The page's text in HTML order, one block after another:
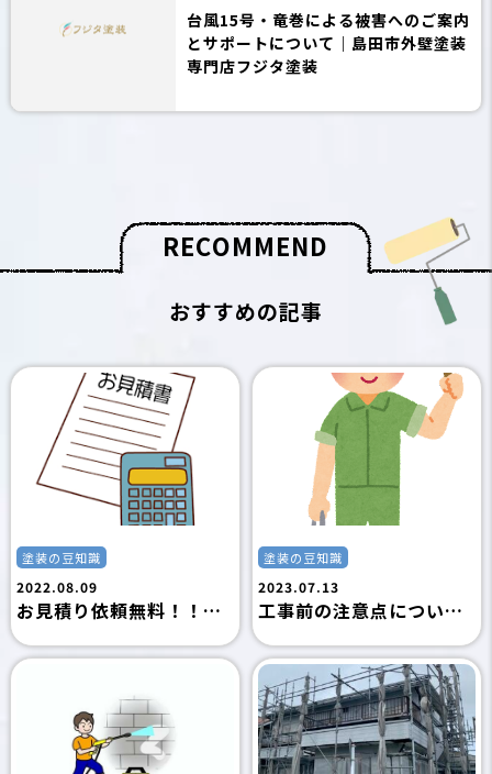
台風15号・竜巻による被害へのご案内
とサポートについて｜島田市外壁塗装
専門店フジタ塗装
RECOMMEND
おすすめの記事
塗装の豆知識
2022.08.09
お見積り依頼無料！！｜藤枝市の外壁塗装専門店フジタ塗装
塗装の豆知識
2023.07.13
工事前の注意点について(✿◡‿◡)